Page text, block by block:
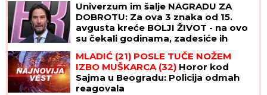
Univerzum im šalje NAGRADU ZA
DOBROTU: Za ova 3 znaka od 15.
avgusta kreće BOLJI ŽIVOT - na ovo
su čekali godinama, zadesiće ih
sreća o kakvoj su do sad mogli
samo da sanjaju
MLADIĆ (21) POSLE TUČE NOŽEM
IZBO MUŠKARCA (32) Horor kod
Sajma u Beogradu: Policija odmah
reagovala